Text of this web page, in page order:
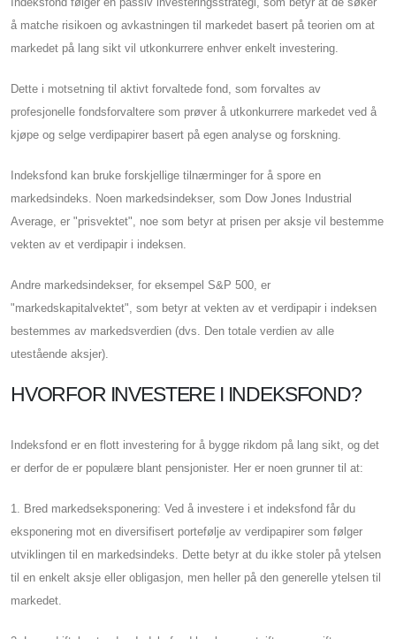
å matche risikoen og avkastningen til markedet basert på teorien om at
markedet på lang sikt vil utkonkurrere enhver enkelt investering.
Dette i motsetning til aktivt forvaltede fond, som forvaltes av
profesjonelle fondsforvaltere som prøver å utkonkurrere markedet ved å
kjøpe og selge verdipapirer basert på egen analyse og forskning.
Indeksfond kan bruke forskjellige tilnærminger for å spore en
markedsindeks. Noen markedsindekser, som Dow Jones Industrial
Average, er "prisvektet", noe som betyr at prisen per aksje vil bestemme
vekten av et verdipapir i indeksen.
Andre markedsindekser, for eksempel S&P 500, er
"markedskapitalvektet", som betyr at vekten av et verdipapir i indeksen
bestemmes av markedsverdien (dvs. Den totale verdien av alle
utestående aksjer).
HVORFOR INVESTERE I INDEKSFOND?
Indeksfond er en flott investering for å bygge rikdom på lang sikt, og det
er derfor de er populære blant pensjonister. Her er noen grunner til at:
1. Bred markedseksponering: Ved å investere i et indeksfond får du
eksponering mot en diversifisert portefølje av verdipapirer som følger
utviklingen til en markedsindeks. Dette betyr at du ikke stoler på ytelsen
til en enkelt aksje eller obligasjon, men heller på den generelle ytelsen til
markedet.